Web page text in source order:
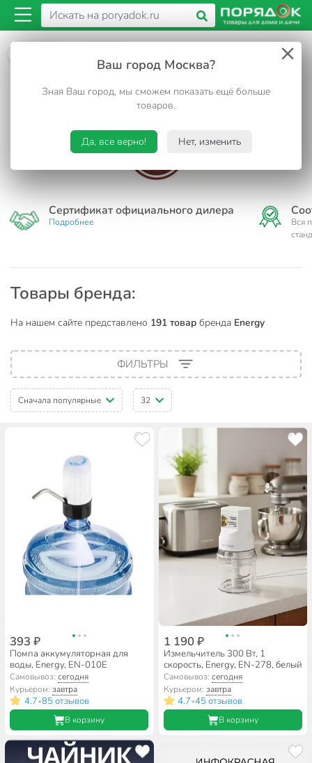
Ваш город Москва?
Зная Ваш город, мы сможем показать ещё больше
товаров.
Да, все верно! Нет, изменить
Energy
Сертификат официального дилера
Подробнее
Вся
Товары бренда:
На нашем сайте представлено 191 товар бренда Energy
ФИЛЬТРЫ
Сначала популярные 32
393 ₽
Помпа аккумуляторная для
воды, Energy, EN-010E
Самовывоз:сегодня
Курьером:завтра
4.7•85 отзывов
В корзину
1 190 ₽
Измельчитель 300 Вт, 1
скорость, Energy, EN-278, белый
Самовывоз: сегодня
Курьером: завтра
4.7•45 отзывов
В корзину